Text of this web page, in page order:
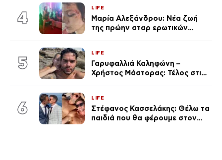
ποια είσαι σοκαρίστικα»
4
LIFE
Μαρία Αλεξάνδρου: Νέα ζωή
της πρώην σταρ ερωτικών
(Φωτογραφίες)
5
LIFE
Γαρυφαλλιά Καληφώνη –
Χρήστος Μάστορας: Τέλος στις
6
LIFE
Στέφανος Κασσελάκης: Θέλω τα
παιδιά που θα φέρουμε στον